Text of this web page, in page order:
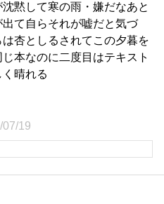
黙して寒の雨・嫌だなあと
て自らそれが嘘だと気づ
は杏としるされてこの夕暮を
本なのに二度目はテキスト
晴れる
07/19